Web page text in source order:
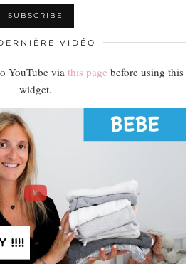
VIDÉO
YouTube via this page before using this
widget.